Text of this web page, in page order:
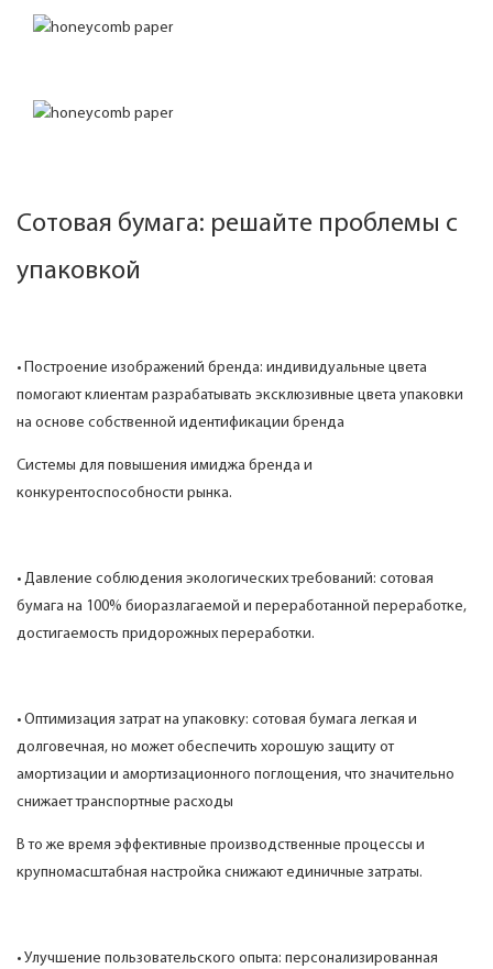
Сотовая бумага: решайте проблемы с
упаковкой
• Построение изображений бренда: индивидуальные цвета
помогают клиентам разрабатывать эксклюзивные цвета упаковки
на основе собственной идентификации бренда
Системы для повышения имиджа бренда и
конкурентоспособности рынка.
• Давление соблюдения экологических требований: сотовая
бумага на 100% биоразлагаемой и переработанной переработке,
достигаемость придорожных переработки.
• Оптимизация затрат на упаковку: сотовая бумага легкая и
долговечная, но может обеспечить хорошую защиту от
амортизации и амортизационного поглощения, что значительно
снижает транспортные расходы
В то же время эффективные производственные процессы и
крупномасштабная настройка снижают единичные затраты.
• Улучшение пользовательского опыта: персонализированная